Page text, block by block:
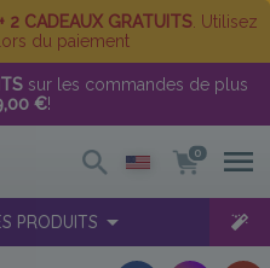
CADEAUX GRATUITS. Utilisez
du paiement
sur les commandes de plus
€!
0
PRODUITS